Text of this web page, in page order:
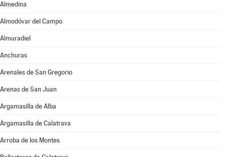
Almedina
Almodóvar del Campo
Almuradiel
Anchuras
Arenales de San Gregorio
Arenas de San Juan
Argamasilla de Alba
Argamasilla de Calatrava
Arroba de los Montes